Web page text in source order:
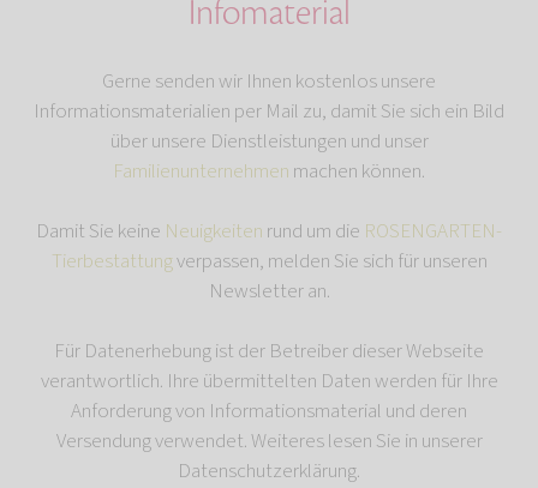
Infomaterial
Gerne senden wir Ihnen kostenlos unsere
Informationsmaterialien per Mail zu, damit Sie sich ein Bild
über unsere Dienstleistungen und unser
Familienunternehmen machen können.
Damit Sie keine Neuigkeiten rund um die ROSENGARTEN-
Tierbestattungverpassen, melden Sie sich für unseren
Newsletter an.
Für Datenerhebung ist der Betreiber dieser Webseite
verantwortlich. Ihre übermittelten Daten werden für Ihre
Anforderung von Informationsmaterial und deren
Versendung verwendet. Weiteres lesen Sie in unserer
Datenschutzerklärung.